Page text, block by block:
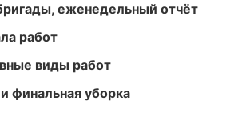
еженедельный отчёт
работ
виды работ
финальная уборка